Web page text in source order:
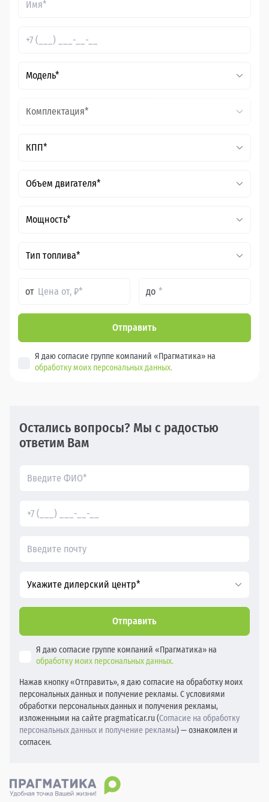
Модель*
Комплектация*
КПП*
Объем двигателя*
Мощность*
Тип топлива*
от до
Отправить
Я даю согласие группе компаний «Прагматика» на
обработку моих персональных данных.
Остались вопросы? Мы с радостью
ответим Вам
Укажите дилерский центр*
Отправить
Я даю согласие группе компаний «Прагматика» на
обработку моих персональных данных.
Нажав кнопку «Отправить», я даю согласие на обработку моих
персональных данных и получение рекламы. С условиями
обработки персональных данных и получения рекламы,
изложенными на сайте pragmaticar.ru (Согласие на обработку
персональных данных и получение рекламы) — ознакомлен и
согласен.